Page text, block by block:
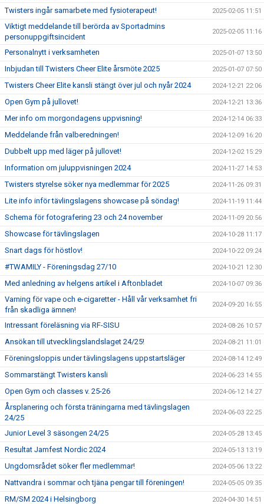
Twisters ingår samarbete med fysioterapeut! 2025-02-05 11:51
Viktigt meddelande till berörda av Sportadmins
personuppgiftsincident
2025-02-05 11:16
Personalnytt i verksamheten 2025-01-07 13:50
Inbjudan till Twisters Cheer Elite årsmöte 2025 2025-01-07 07:50
Twisters Cheer Elite kansli stängt över jul och nyår 2024 2024-12-21 22:06
Open Gym på jullovet! 2024-12-21 13:36
Mer info om morgondagens uppvisning! 2024-12-14 06:33
Meddelande från valberedningen! 2024-12-09 16:20
Dubbelt upp med läger på jullovet! 2024-12-02 15:29
Information om juluppvisningen 2024 2024-11-27 14:53
Twisters styrelse söker nya medlemmar för 2025 2024-11-26 09:31
Lite info inför tävlingslagens showcase på söndag! 2024-11-19 11:44
Schema för fotografering 23 och 24 november 2024-11-09 20:56
Showcase för tävlingslagen 2024-10-28 11:17
Snart dags för höstlov! 2024-10-22 09:24
#TWAMILY - Föreningsdag 27/10 2024-10-21 12:30
Med anledning av helgens artikel i Aftonbladet 2024-10-07 09:36
Varning för vape och e-cigaretter - Håll vår verksamhet fri
från skadliga ämnen!
2024-09-20 16:55
Intressant föreläsning via RF-SISU 2024-08-26 10:57
Ansökan till utvecklingslandslaget 24/25! 2024-08-21 11:01
Föreningsloppis under tävlingslagens uppstartsläger 2024-08-14 12:49
Sommarstängt Twisters kansli 2024-06-23 14:55
Open Gym och classes v. 25-26 2024-06-12 14:27
Årsplanering och första träningarna med tävlingslagen
24/25
2024-06-03 22:25
Junior Level 3 säsongen 24/25 2024-05-28 13:45
Resultat Jamfest Nordic 2024 2024-05-13 13:19
Ungdomsrådet söker fler medlemmar! 2024-05-06 13:22
Nattvandra i sommar och tjäna pengar till föreningen! 2024-05-05 09:35
RM/SM 2024 i Helsingborg 2024-04-30 14:51